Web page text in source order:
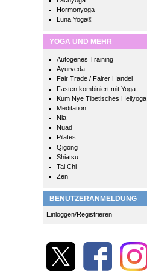
Hormonyoga
Luna Yoga®
YOGA UND MEHR
Autogenes Training
Ayurveda
Fair Trade / Fairer Handel
Fasten kombiniert mit Yoga
Kum Nye Tibetisches Heilyoga
Meditation
Nia
Nuad
Pilates
Qigong
Shiatsu
Tai Chi
Zen
BENUTZERANMELDUNG
Einloggen/Registrieren